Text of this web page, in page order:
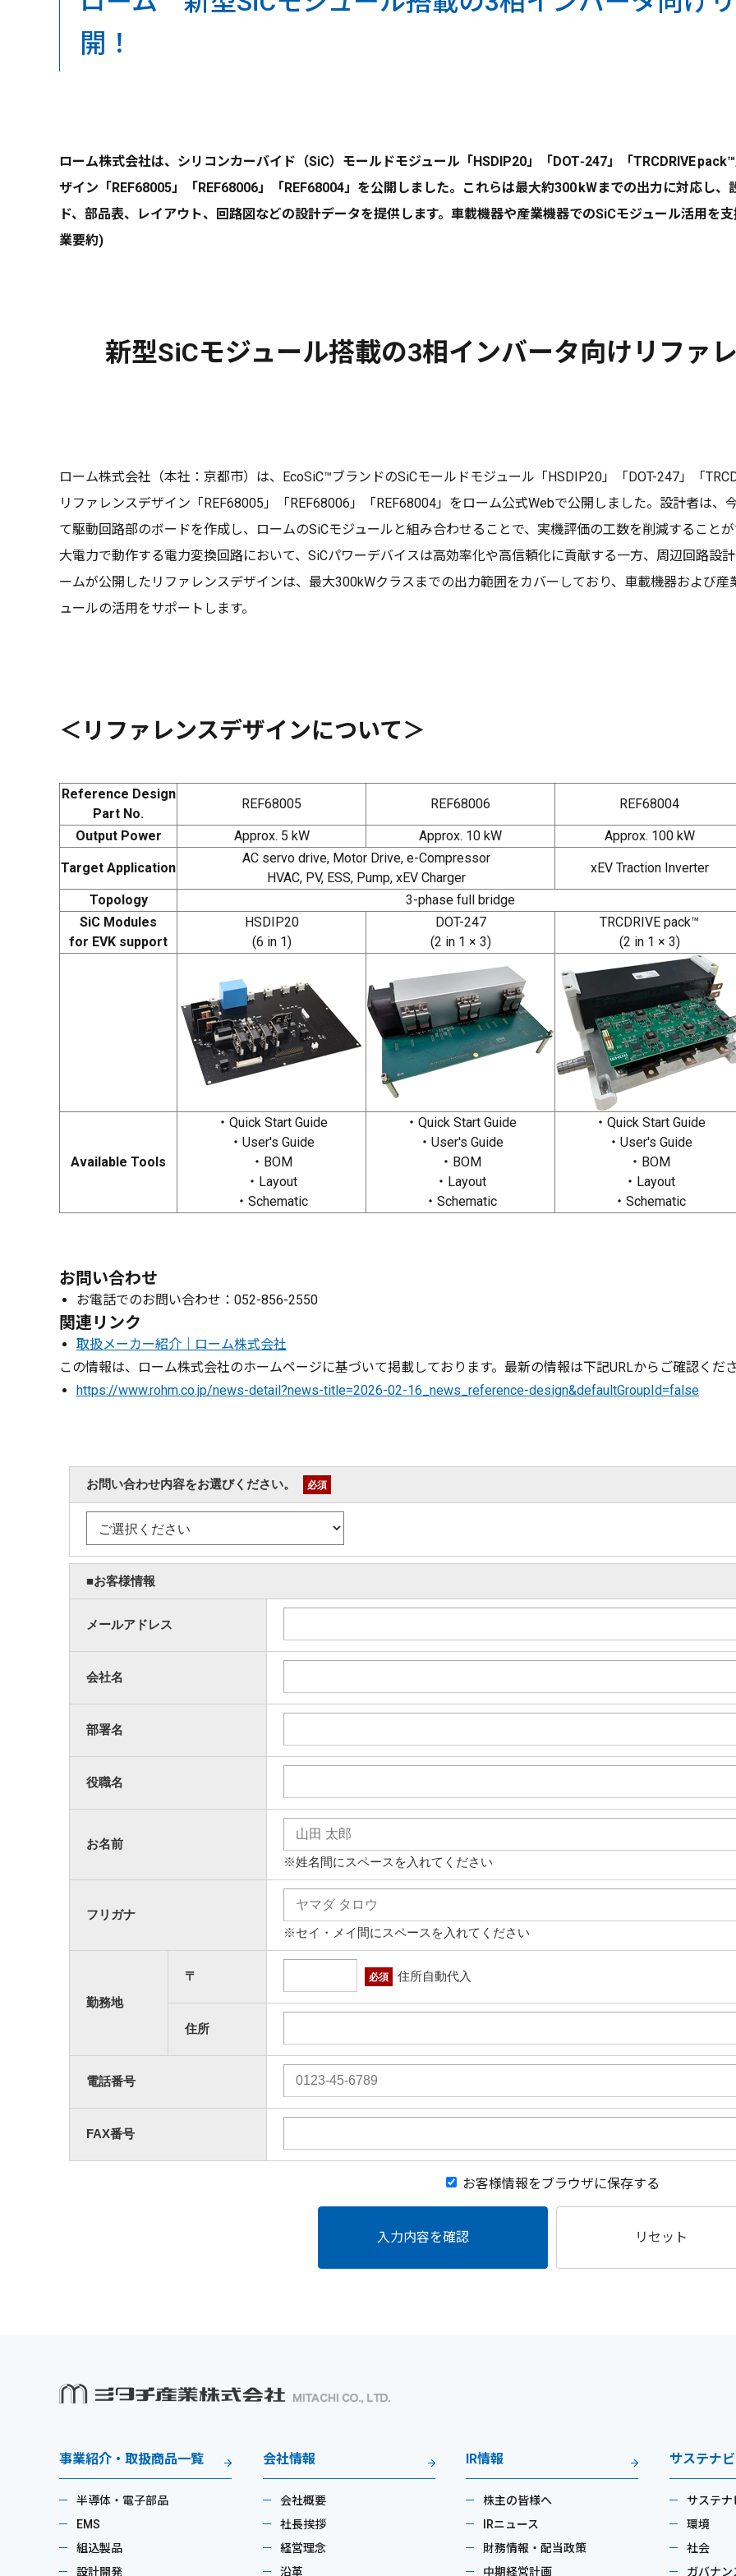
開！
ローム株式会社は、シリコンカーバイド（SiC）モールドモジュール「HSDIP20」「DOT‑247」「TRCDRIVE
ザイン「REF68005」「REF68006」「REF68004」を公開しました。これらは最大約300 kWまでの出力に対応し
ド、部品表、レイアウト、回路図などの設計データを提供します。車載機器や産業機器でのSiCモジュール活用を
業要約)
新型SiCモジュール搭載の3相インバータ向けリファ
ローム株式会社（本社：京都市）は、EcoSiC™ブランドのSiCモールドモジュール「HSDIP20」「DOT-247」「
リファレンスデザイン「REF68005」「REF68006」「REF68004」をローム公式Webで公開しました。設計者は
て駆動回路部のボードを作成し、ロームのSiCモジュールと組み合わせることで、実機評価の工数を削減すること
大電力で動作する電力変換回路において、SiCパワーデバイスは高効率化や高信頼化に貢献する一方、周辺回路設
ームが公開したリファレンスデザインは、最大300kWクラスまでの出力範囲をカバーしており、車載機器および
ュールの活用をサポートします。
＜リファレンスデザインについて＞
Reference Design
Part No.
REF68005 REF68006 REF68004
Output Power Approx. 5 kW Approx. 10 kW Approx. 100 kW
Target Application
AC servo drive, Motor Drive, e-Compressor
HVAC, PV, ESS, Pump, xEV Charger
xEV Traction Inverter
Topology
3-phase full bridge
SiC Modules
for EVK support
HSDIP20
(6 in 1)
DOT-247
(2 in 1 × 3)
TRCDRIVE pack™
(2 in 1 × 3)
Available Tools
・Quick Start Guide
・User's Guide
・BOM
・Layout
・Schematic
・Quick Start Guide
・User's Guide
・BOM
・Layout
・Schematic
・Quick Start Guide
・User's Guide
・BOM
・Layout
・Schematic
お問い合わせ
お電話でのお問い合わせ：052-856-2550
関連リンク
取扱メーカー紹介｜ローム株式会社
この情報は、ローム株式会社のホームページに基づいて掲載しております。最新の情報は下記URLからご確認くだ
https://www.rohm.co.jp/news-detail?news-title=2026-02-16_news_reference-design&defaultGroupId=false
お問い合わせ内容をお選びください。 必須
■お客様情報
メールアドレス
会社名
部署名
役職名
お名前
※姓名間にスペースを入れてください
フリガナ
※セイ・メイ間にスペースを入れてください
勤務地
〒 必須 住所自動代入
住所
電話番号
FAX番号
お客様情報をブラウザに保存する
入力内容を確認 リセット
事業紹介・取扱商品一覧
半導体・電子部品
EMS
組込製品
設計開発
会社情報
会社概要
社長挨拶
経営理念
沿革
IR情報
株主の皆様へ
IRニュース
財務情報・配当政策
中期経営計画
サステナ
サステナ
環境
社会
ガバナン